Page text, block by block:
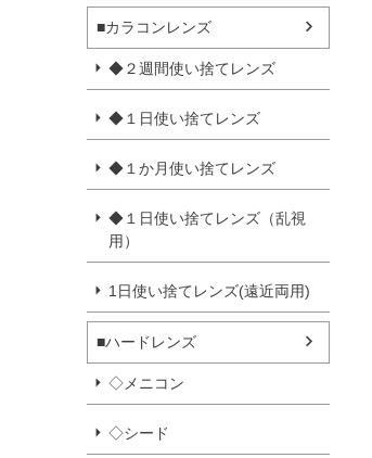
■カラコンレンズ
◆２週間使い捨てレンズ
◆１日使い捨てレンズ
◆１か月使い捨てレンズ
◆１日使い捨てレンズ（乱視
用）
1日使い捨てレンズ(遠近両用)
■ハードレンズ
◇メニコン
◇シード